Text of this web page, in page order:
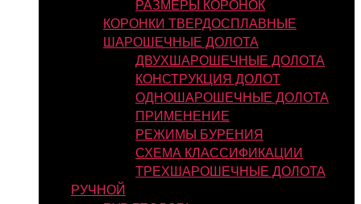
РАЗМЕРЫ КОРОНОК
КОРОНКИ ТВЕРДОСПЛАВНЫЕ
ШАРОШЕЧНЫЕ ДОЛОТА
ДВУХШАРОШЕЧНЫЕ ДОЛОТА
КОНСТРУКЦИЯ ДОЛОТ
ОДНОШАРОШЕЧНЫЕ ДОЛОТА
ПРИМЕНЕНИЕ
РЕЖИМЫ БУРЕНИЯ
СХЕМА КЛАССИФИКАЦИИ
ТРЕХШАРОШЕЧНЫЕ ДОЛОТА
РУЧНОЙ